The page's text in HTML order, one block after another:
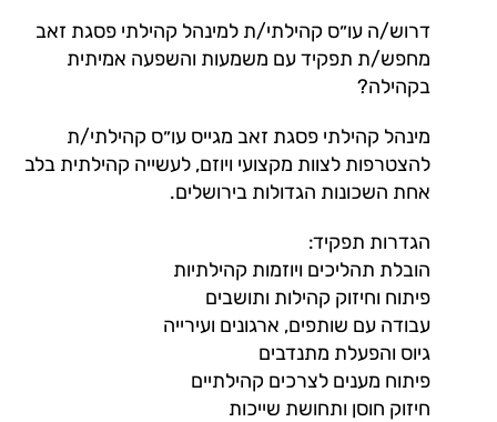
דרוש/ה עו״ס קהילתי/ת למינהל קהילתי פסגת זאב
מחפש/ת תפקיד עם משמעות והשפעה אמיתית
בקהילה?
מינהל קהילתי פסגת זאב מגייס עו״ס קהילתי/ת
להצטרפות לצוות מקצועי ויוזם, לעשייה קהילתית בלב
אחת השכונות הגדולות בירושלים.
הגדרות תפקיד:
הובלת תהליכים ויוזמות קהילתיות
פיתוח וחיזוק קהילות ותושבים
עבודה עם שותפים, ארגונים ועירייה
גיוס והפעלת מתנדבים
פיתוח מענים לצרכים קהילתיים
חיזוק חוסן ותחושת שייכות